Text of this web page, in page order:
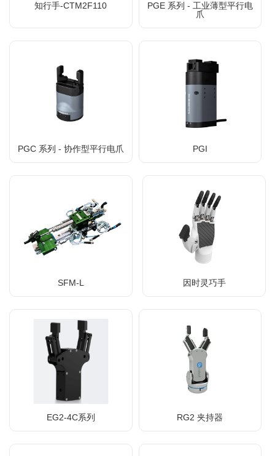
知行手-CTM2F110
PGE 系列 - 工业薄型平行电
爪
PGC 系列 - 协作型平行电爪 PGI
SFM-L 因时灵巧手
EG2-4C系列 RG2 夹持器